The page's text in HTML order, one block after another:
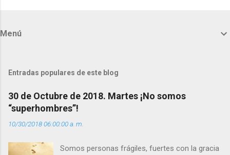
t
r
i
o
s
Menú
Entradas populares de este blog
30 de Octubre de 2018. Martes ¡No somos
“superhombres”!
10/30/2018 06:00:00 a. m.
Somos personas frágiles, fuertes con la gracia